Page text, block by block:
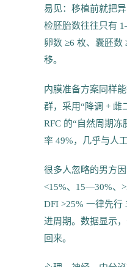
易见：移植前就把
检胚胎数往往只有
卵数 ≥6 枚、囊胚数
移。
内膜准备方案同样
群，采用“降调 + 雌
RFC 的“自然周期
率 49%，几乎与人
很多人忽略的男方
<15%、15—30%、
DFI >25% 一律先行
进周期。数据显示
回来。